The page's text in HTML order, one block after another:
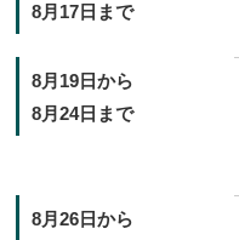
8月17日まで
8月19日から
8月24日まで
8月26日から